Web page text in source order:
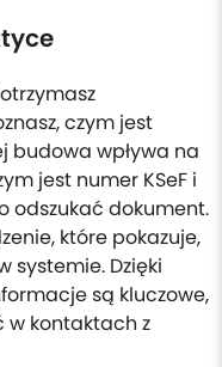
czym jest
budowa wpływa na
jest numer KSeF i
odszukać dokument.
które pokazuje,
systemie. Dzięki
są kluczowe,
w kontaktach z